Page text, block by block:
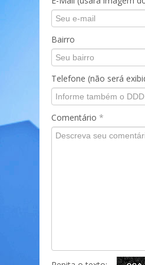
Bairro
Telefone (não será
Comentário *